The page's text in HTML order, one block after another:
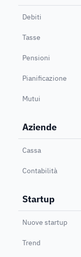
Debiti
Tasse
Pensioni
Pianificazione
Mutui
Aziende
Cassa
Contabilità
Startup
Nuove startup
Trend